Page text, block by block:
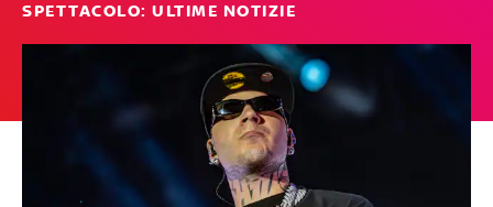
SPETTACOLO: ULTIME NOTIZIE